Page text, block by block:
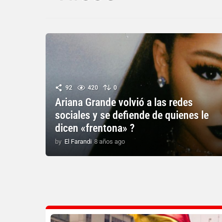
92 420 0
Ariana Grande volvió a las redes
sociales y se defiende de quienes le
dicen «frentona» ?
by El Farandi 8 años ago
o